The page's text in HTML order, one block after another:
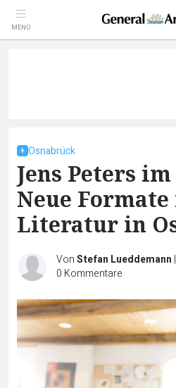
MENÜ
Osnabrück
Jens Peters
Neue
Literatur in
VonStefan Lueddemann |
0 Kommentare